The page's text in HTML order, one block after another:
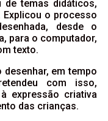
temas didáticos,
Explicou o processo
desde o
para o computador,
texto.
em tempo
com isso,
expressão criativa
das crianças.